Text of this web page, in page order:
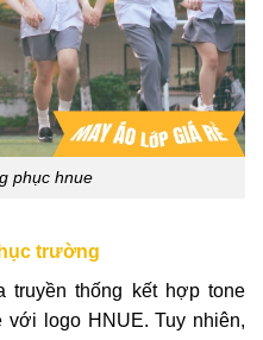
phục hnue
trường
truyền thống kết hợp tone
với logo HNUE. Tuy nhiên,